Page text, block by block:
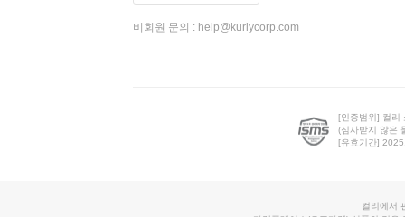
비회원 문의 : help@kurlycorp.com
[인증범위] 컬리
(심사받지 않은
[유효기간]
컬리에서